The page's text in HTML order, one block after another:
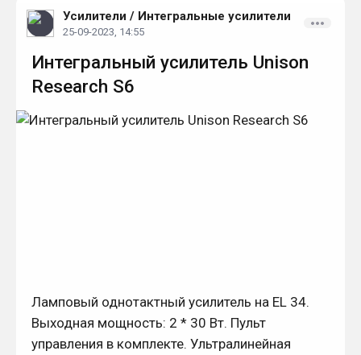
Усилители / Интегральные усилители
25-09-2023, 14:55
Интегральный усилитель Unison
Research S6
Ламповый однотактный усилитель на EL 34.
Выходная мощность: 2 * 30 Вт. Пульт
управления в комплекте. Ультралинейная